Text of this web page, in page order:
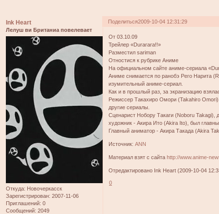
Поделиться2009-10-04 12:31:29
Ink Heart
Лелуш ви Британиа повелевает
Откуда: Новочеркасск
Зарегистрирован: 2007-11-06
Приглашений: 0
Сообщений: 2049
От 03.10.09
Трейлер «Durarara!!»
Разместил sariman
Отностися к рубрике Аниме
На официальном сайте аниме-сериала
Аниме снимается по ранобэ Рего Нарита
изумительный аниме-сериал.
Как и в прошлый раз, за экранизацию
Режиссер Такахиро Омори (Takahiro
другие сериалы.
Сценарист Нобору Такаги (Noboru Takagi),
художник - Акира Ито (Akira Ito), был
Главный аниматор - Акира Такада (Akira
Источник:ANN
Материал взят с сайтаhttp://www.anime-
Отредактировано Ink Heart (2009-10-04
0